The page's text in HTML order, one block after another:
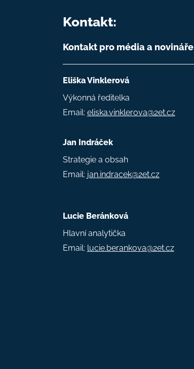
Kontakt:
Kontakt pro média a novináře
Eliška Vinklerová
Výkonná ředitelka
Email: eliska.vinklerova@2et.cz
Jan Indráček
Strategie a obsah
Email: jan.indracek@2et.cz
Lucie Beránková
Hlavní analytička
Email: lucie.berankova@2et.cz